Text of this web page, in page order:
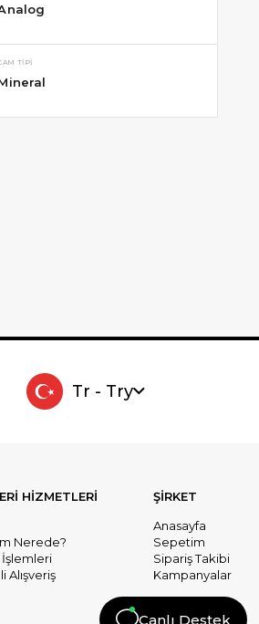
TIPI
Tr - Try
HİZMETLERİ
Nerede?
Alışveriş
ŞİRKET
Anasayfa
Sepetim
Sipariş Takibi
Kampanyalar
Canlı Destek